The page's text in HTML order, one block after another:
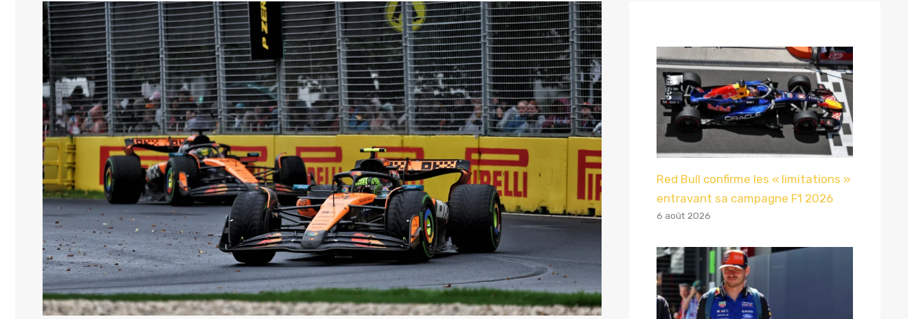
Red Bull confirme les « limitations »
entravant sa campagne F1 2026
6 août 2026